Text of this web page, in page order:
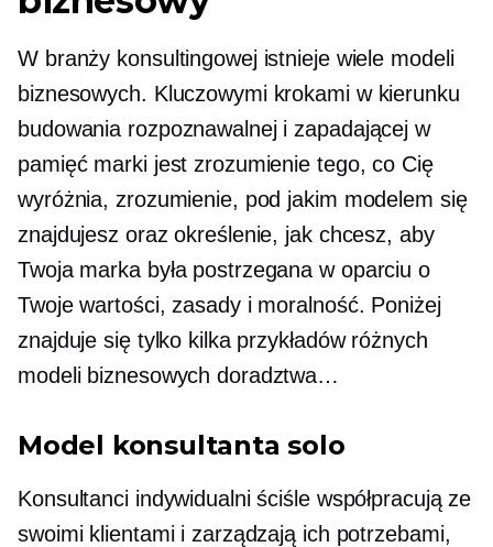
W branży konsultingowej istnieje wiele modeli
biznesowych. Kluczowymi krokami w kierunku
budowania rozpoznawalnej i zapadającej w
pamięć marki jest zrozumienie tego, co Cię
wyróżnia, zrozumienie, pod jakim modelem się
znajdujesz oraz określenie, jak chcesz, aby
Twoja marka była postrzegana w oparciu o
Twoje wartości, zasady i moralność. Poniżej
znajduje się tylko kilka przykładów różnych
modeli biznesowych doradztwa…
Model konsultanta solo
Konsultanci indywidualni ściśle współpracują ze
swoimi klientami i zarządzają ich potrzebami,